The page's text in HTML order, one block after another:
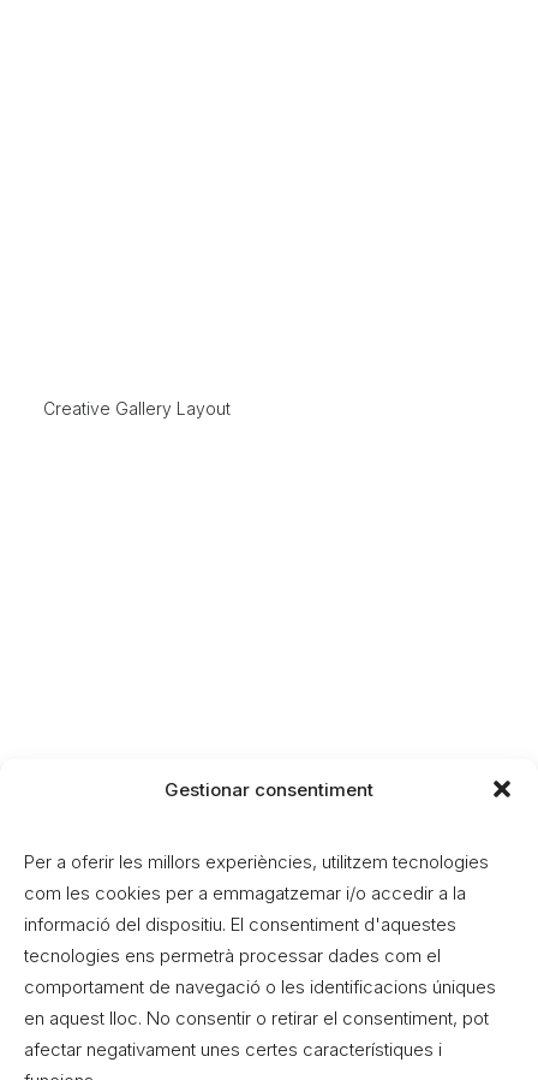
Gestionar consentiment
Per a oferir les millors experiències, utilitzem tecnologies
com les cookies per a emmagatzemar i/o accedir a la
informació del dispositiu. El consentiment d'aquestes
tecnologies ens permetrà processar dades com el
comportament de navegació o les identificacions úniques
en aquest lloc. No consentir o retirar el consentiment, pot
afectar negativament unes certes característiques i
Creative Gallery Layout
Filmmaking Layout